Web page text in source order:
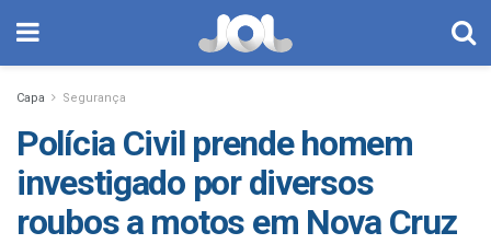
Capa Segurança
Polícia Civil prende homem
investigado por diversos
roubos a motos em Nova Cruz